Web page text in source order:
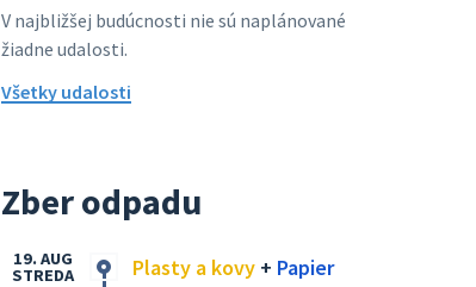
V najbližšej budúcnosti nie sú naplánované
žiadne udalosti.
Všetky udalosti
Zber odpadu
Plasty a kovy + Papier
19. AUG
STREDA